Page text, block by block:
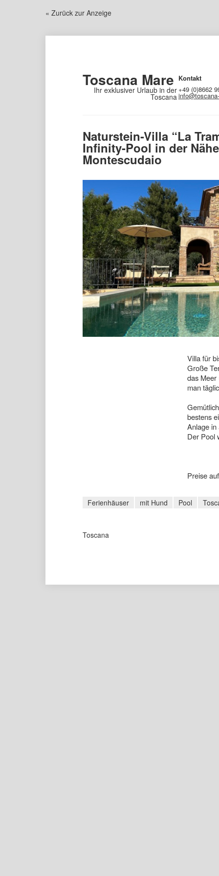
« Zurück zur Anzeige
Toscana Mare
Ihr exklusiver Urlaub in der
Toscana
Kontakt
+49 (0)8662
Naturstein-Villa “La
Infinity-Pool in der
Montescudaio
Villa für
Große
das Meer
man
bestens
Anlage
Der Pool
Preise
Ferienhäuser mit Hund Pool
Toscana